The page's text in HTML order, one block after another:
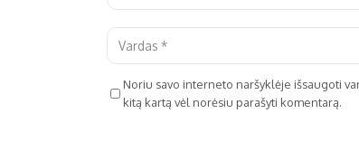
Noriu savo interneto naršyklėje išsaugoti
kitą kartą vėl norėsiu parašyti komentarą.